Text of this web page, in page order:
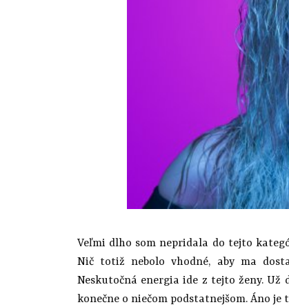
Veľmi dlho som nepridala do tejto
Nič totiž nebolo vhodné, aby ma
Neskutočná energia ide z tejto ženy. Už
konečne o niečom podstatnejšom. Áno